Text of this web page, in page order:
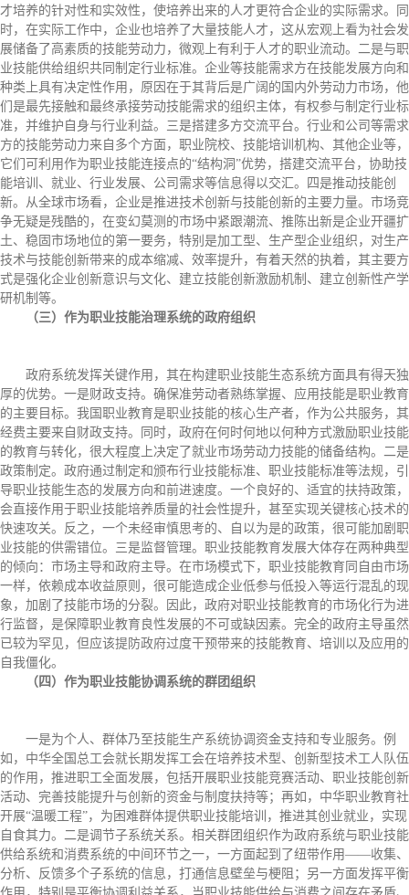
才培养的针对性和实效性，使培养出来的人才更符合企业的实际需求。同
时，在实际工作中，企业也培养了大量技能人才，这从宏观上看为社会发
展储备了高素质的技能劳动力，微观上有利于人才的职业流动。二是与职
业技能供给组织共同制定行业标准。企业等技能需求方在技能发展方向和
种类上具有决定性作用，原因在于其背后是广阔的国内外劳动力市场，他
们是最先接触和最终承接劳动技能需求的组织主体，有权参与制定行业标
准，并维护自身与行业利益。三是搭建多方交流平台。行业和公司等需求
方的技能劳动力来自多个方面，职业院校、技能培训机构、其他企业等，
它们可利用作为职业技能连接点的“结构洞”优势，搭建交流平台，协助技
能培训、就业、行业发展、公司需求等信息得以交汇。四是推动技能创
新。从全球市场看，企业是推进技术创新与技能创新的主要力量。市场竞
争无疑是残酷的，在变幻莫测的市场中紧跟潮流、推陈出新是企业开疆扩
土、稳固市场地位的第一要务，特别是加工型、生产型企业组织，对生产
技术与技能创新带来的成本缩减、效率提升，有着天然的执着，其主要方
式是强化企业创新意识与文化、建立技能创新激励机制、建立创新性产学
研机制等。
（三）作为职业技能治理系统的政府组织
政府系统发挥关键作用，其在构建职业技能生态系统方面具有得天独
厚的优势。一是财政支持。确保准劳动者熟练掌握、应用技能是职业教育
的主要目标。我国职业教育是职业技能的核心生产者，作为公共服务，其
经费主要来自财政支持。同时，政府在何时何地以何种方式激励职业技能
的教育与转化，很大程度上决定了就业市场劳动力技能的储备结构。二是
政策制定。政府通过制定和颁布行业技能标准、职业技能标准等法规，引
导职业技能生态的发展方向和前进速度。一个良好的、适宜的扶持政策，
会直接作用于职业技能培养质量的社会性提升，甚至实现关键核心技术的
快速攻关。反之，一个未经审慎思考的、自以为是的政策，很可能加剧职
业技能的供需错位。三是监督管理。职业技能教育发展大体存在两种典型
的倾向：市场主导和政府主导。在市场模式下，职业技能教育同自由市场
一样，依赖成本收益原则，很可能造成企业低参与低投入等运行混乱的现
象，加剧了技能市场的分裂。因此，政府对职业技能教育的市场化行为进
行监督，是保障职业教育良性发展的不可或缺因素。完全的政府主导虽然
已较为罕见，但应该提防政府过度干预带来的技能教育、培训以及应用的
自我僵化。
（四）作为职业技能协调系统的群团组织
一是为个人、群体乃至技能生产系统协调资金支持和专业服务。例
如，中华全国总工会就长期发挥工会在培养技术型、创新型技术工人队伍
的作用，推进职工全面发展，包括开展职业技能竞赛活动、职业技能创新
活动、完善技能提升与创新的资金与制度扶持等；再如，中华职业教育社
开展“温暖工程”，为困难群体提供职业技能培训，推进其创业就业，实现
自食其力。二是调节子系统关系。相关群团组织作为政府系统与职业技能
供给系统和消费系统的中间环节之一，一方面起到了纽带作用——收集、
分析、反馈多个子系统的信息，打通信息壁垒与梗阻；另一方面发挥平衡